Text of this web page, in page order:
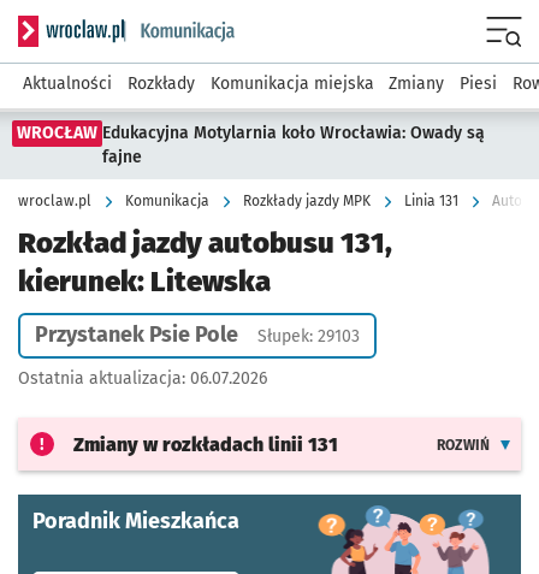
Serwis informacyjny wroclaw.pl podserwis: Komunikacja
Aktualności Rozkłady Komunikacja miejska Zmiany Piesi
WROCŁAW Edukacyjna Motylarnia koło Wrocławia: Owady są
fajne
wroclaw.pl Komunikacja Rozkłady jazdy MPK Linia 131
Rozkład jazdy autobusu 131,
kierunek: Litewska
Przystanek Psie Pole Słupek: 29103
Ostatnia aktualizacja: 06.07.2026
Zmiany w rozkładach linii 131 ROZWIŃ
Poradnik Mieszkańca